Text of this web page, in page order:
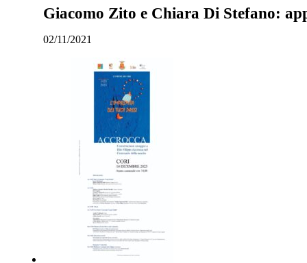
Giacomo Zito e Chiara Di Stefano:
02/11/2021